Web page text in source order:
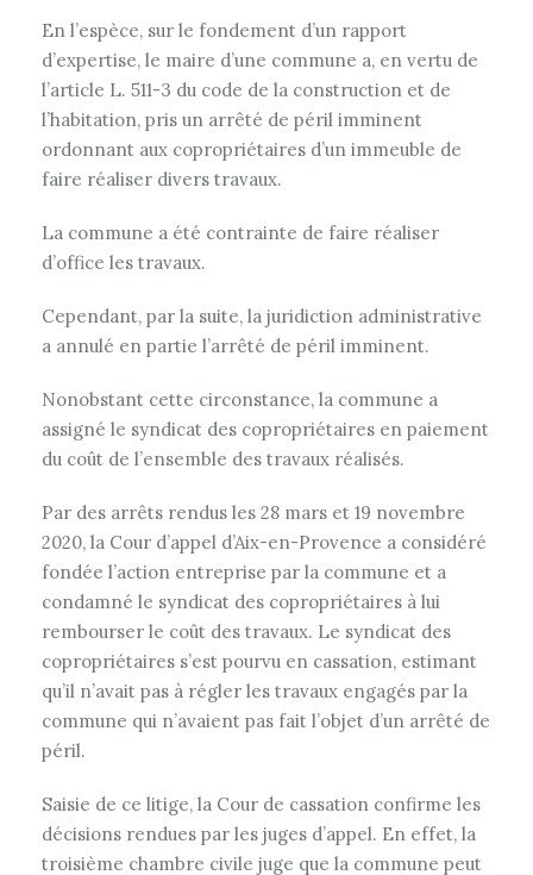
En l’espèce, sur le fondement d’un rapport
d’expertise, le maire d’une commune a, en vertu de
l’article L. 511-3 du code de la construction et de
l’habitation, pris un arrêté de péril imminent
ordonnant aux copropriétaires d’un immeuble de
faire réaliser divers travaux.
La commune a été contrainte de faire réaliser
d’office les travaux.
Cependant, par la suite, la juridiction administrative
a annulé en partie l’arrêté de péril imminent.
Nonobstant cette circonstance, la commune a
assigné le syndicat des copropriétaires en paiement
du coût de l’ensemble des travaux réalisés.
Par des arrêts rendus les 28 mars et 19 novembre
2020, la Cour d’appel d’Aix-en-Provence a considéré
fondée l’action entreprise par la commune et a
condamné le syndicat des copropriétaires à lui
rembourser le coût des travaux. Le syndicat des
copropriétaires s’est pourvu en cassation, estimant
qu’il n’avait pas à régler les travaux engagés par la
commune qui n’avaient pas fait l’objet d’un arrêté de
péril.
Saisie de ce litige, la Cour de cassation confirme les
décisions rendues par les juges d’appel. En effet, la
troisième chambre civile juge que la commune peut